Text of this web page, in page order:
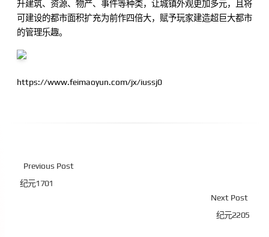
升建筑、资源、物产、事件等种类，让城镇外观更加多元，且将
可建设的都市面积扩充为前作四倍大，赋予玩家建造超巨大都市
的管理乐趣。
https://www.feimaoyun.com/jx/iussj0
Previous Post
纪元1701
Next Post
纪元2205